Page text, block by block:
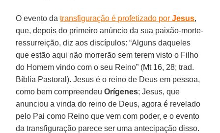
O evento datransfiguração é profetizado porJesus,
que, depois do primeiro anúncio da sua paixão-morte-
ressurreição, diz aos discípulos: “Alguns daqueles
que estão aqui não morrerão sem terem visto o Filho
do Homem vindo com o seu Reino” (Mt 16, 28; trad.
Bíblia Pastoral). Jesus é o reino de Deus em pessoa,
como bem compreendeuOrígenes; Jesus, que
anunciou a vinda do reino de Deus, agora é revelado
pelo Pai como Reino que vem com poder, e o evento
da transfiguração parece ser uma antecipação disso.